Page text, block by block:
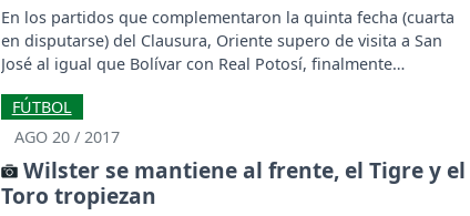
En los partidos que complementaron la quinta fecha (cuarta
en disputarse) del Clausura, Oriente supero de visita a San
José al igual que Bolívar con Real Potosí, finalmente
FÚTBOL
AGO 20 / 2017
Wilster se mantiene al frente, el Tigre y el
Toro tropiezan